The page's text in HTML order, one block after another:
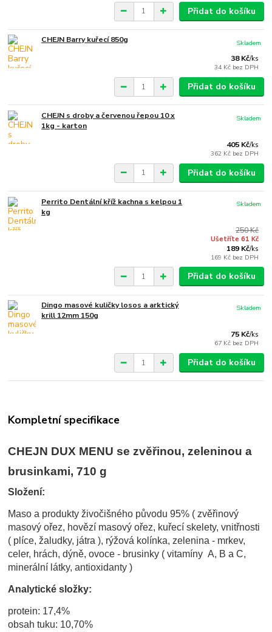
Přidat do košíku
CHEJN Barry kuřecí 850g
38 Kč/ks
34 Kč bez DPH
Skladem
Přidat do košíku
CHEJN s droby a červenou řepou 10 x
1kg - karton
405 Kč/ks
362 Kč bez DPH
Skladem
Přidat do košíku
Perrito Dentální kříž kachna s kelpou 1
kg
250 Kč
Ušetříte 61 Kč
189 Kč/ks
169 Kč bez DPH
Skladem
Přidat do košíku
Dingo masové kuličky losos a arktický
krill 12mm 150g
75 Kč/ks
67 Kč bez DPH
Skladem
Přidat do košíku
Kompletní specifikace
CHEJN DUX MENU se zvěřinou, zeleninou a
brusinkami, 710 g
Složení:
Maso a produkty živočišného původu 95% ( zvěřinový
masový ořez, hovězí masový ořez, kuřecí skelety, vnitřnosti
( plíce, žaludky, játra ), rýžová kolínka, zelenina - mrkev,
celer, hrách, dýně, ovoce - brusinky ( vitamíny A, B a C,
minerální látky, antioxidanty )
Analytické složky:
protein: 17,4%
obsah tuku: 10,70%